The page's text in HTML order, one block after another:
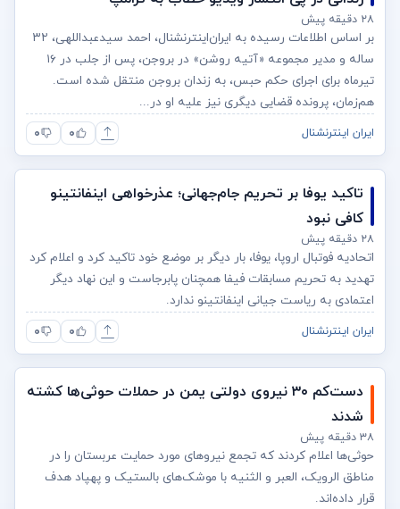
۲۸ دقیقه پیش
بر اساس اطلاعات رسیده به ایران‌اینترنشنال، احمد سیدعبداللهی، ۳۲
ساله و مدیر مجموعه «آتیه روشن» در بروجن، پس از جلب در ۱۶
تیرماه برای اجرای حکم حبس، به زندان بروجن منتقل شده است.
هم‌زمان، پرونده قضایی دیگری نیز علیه او در...
ایران اینترنشنال ۰ ۰
تاکید یوفا بر تحریم جام‌جهانی؛ عذرخواهی اینفانتینو
کافی نبود
۲۸ دقیقه پیش
اتحادیه فوتبال اروپا، یوفا، بار دیگر بر موضع خود تاکید کرد و اعلام کرد
تهدید به تحریم مسابقات فیفا همچنان پابرجاست و این نهاد دیگر
اعتمادی به ریاست جیانی اینفانتینو ندارد.
ایران اینترنشنال ۰ ۰
دست‌کم ۳۰ نیروی دولتی یمن در حملات حوثی‌ها کشته
شدند
۳۸ دقیقه پیش
حوثی‌ها اعلام کردند که تجمع نیروهای مورد حمایت عربستان را در
مناطق الرویک، العبر و الثنیه با موشک‌های بالستیک و پهپاد هدف
قرار داده‌اند.